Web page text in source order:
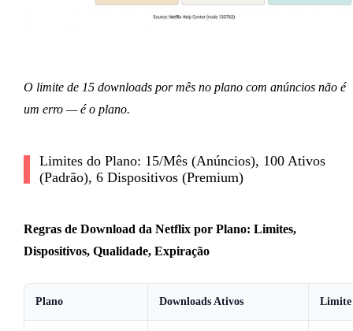
O limite de 15 downloads por mês no plano com anúncios não é
um erro — é o plano.
Limites do Plano: 15/Mês (Anúncios), 100 Ativos
(Padrão), 6 Dispositivos (Premium)
Regras de Download da Netflix por Plano: Limites,
Dispositivos, Qualidade, Expiração
Plano Downloads Ativos Limite